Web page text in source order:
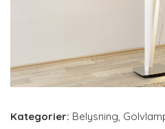
Kategorier: Belysning,